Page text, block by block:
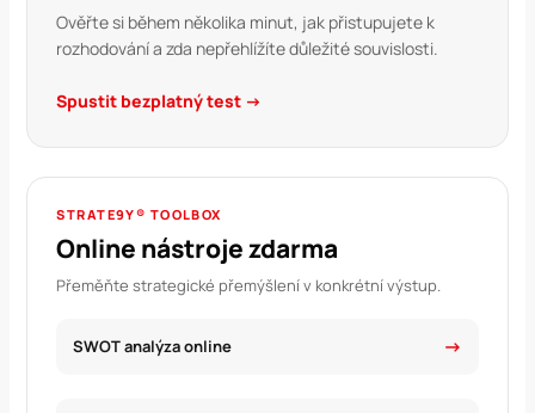
Ověřte si během několika minut, jak přistupujete k
rozhodování a zda nepřehlížíte důležité souvislosti.
Spustit bezplatný test →
STRATE9Y® TOOLBOX
Online nástroje zdarma
Přeměňte strategické přemýšlení v konkrétní výstup.
SWOT analýza online